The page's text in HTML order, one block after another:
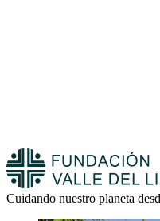
Cuidando nuestro planeta